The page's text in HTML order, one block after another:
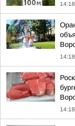
14:18
14:18
14:18